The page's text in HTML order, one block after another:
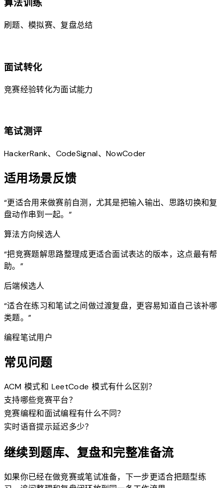
算法训练
刷题、模拟赛、复盘总结
面试转化
竞赛经验转化为面试能力
笔试测评
HackerRank、CodeSignal、NowCoder
适用场景反馈
“更适合用来做赛前自测，尤其是把输入输出、思路切换和复
盘动作串到一起。 ”
算法方向候选人
“把竞赛题解思路整理成更适合面试表达的版本，这点最有帮
助。 ”
后端候选人
“适合在练习和笔试之间做过渡复盘，更容易知道自己该补哪
类题。 ”
编程笔试用户
常见问题
ACM 模式和 LeetCode 模式有什么区别？
支持哪些竞赛平台？
竞赛编程和面试编程有什么不同？
实时语音提示延迟多少？
继续到题库、复盘和完整准备流
如果你已经在做竞赛或笔试准备，下一步更适合把题型练